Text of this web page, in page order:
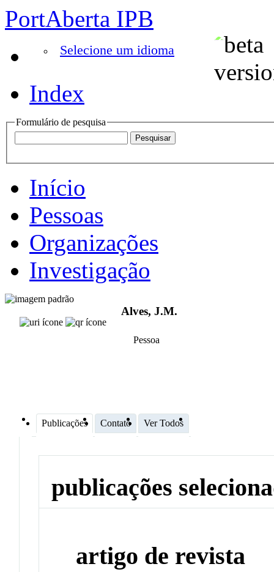
PortAberta IPB
Selecione um idioma
Index
Formulário de pesquisa
Início
Pessoas
Organizações
Investigação
Alves, J.M.
Pessoa
Publicações Contato Ver Todos
publicações
artigo de revista